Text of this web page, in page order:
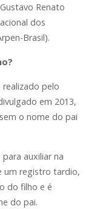
Renato
dos
Brasil).
pelo
em 2013,
o nome do pai
auxiliar na
um registro tardio,
do filho e é
do pai.